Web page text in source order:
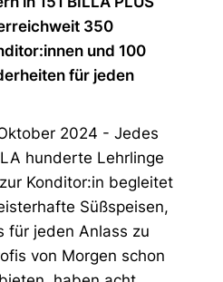
350
und 100
für jeden
2024 - Jedes
hunderte Lehrlinge
Konditor:in begleitet
Süßspeisen,
für jeden Anlass zu
von Morgen schon